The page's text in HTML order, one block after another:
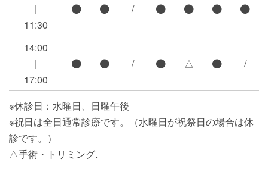
|
11:30
/
14:00
|
17:00
/ △ /
※休診日：水曜日、日曜午後
※祝日は全日通常診療です。（水曜日が祝祭日の場合は休
診です。）
△手術・トリミング.